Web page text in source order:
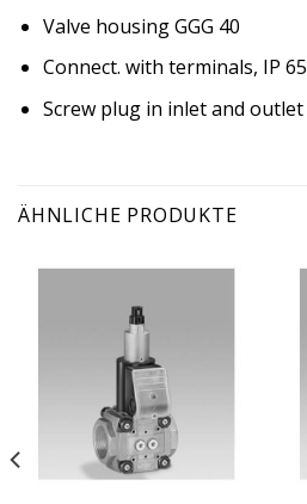
Valve housing GGG 40
Connect. with terminals, IP 65
Screw plug in inlet and outlet
ÄHNLICHE PRODUKTE